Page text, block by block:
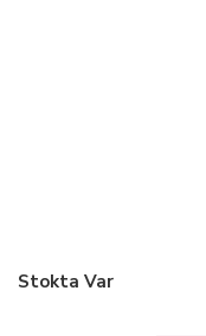
Stokta Var